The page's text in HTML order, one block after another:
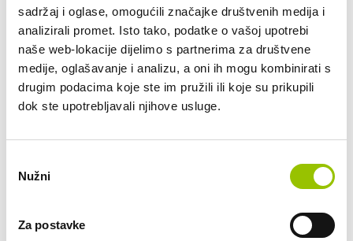
sadržaj i oglase, omogućili značajke društvenih medija i
analizirali promet. Isto tako, podatke o vašoj upotrebi
naše web-lokacije dijelimo s partnerima za društvene
medije, oglašavanje i analizu, a oni ih mogu kombinirati s
drugim podacima koje ste im pružili ili koje su prikupili
dok ste upotrebljavali njihove usluge.
pristanka
Nužni
Za postavke
Mogu li vozilo koristiti i drugi članovi obitelji?
Što ako prouzročim prometni prekršaj ili parkirnu
kaznu?
add_circle
Je li u cijenu dugoročnog najma uključen PDV? add_circle
Mogu li koristiti vozilo u inozemstvu? add_circle